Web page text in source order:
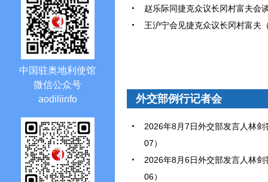
中国驻奥地利使馆
微信公众号
aodiliinfo
赵乐际同捷克众议长冈村富夫会
王沪宁会见捷克众议长冈村富夫
外交部例行记者会
2026年8月7日外交部发言人林
07）
2026年8月6日外交部发言人林
06）